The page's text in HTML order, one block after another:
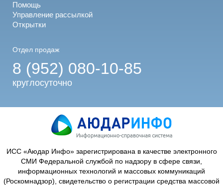
Помощь
Управление рассылкой
Открытки
Отдел продаж
8 (952) 080-10-85
круглосуточно
ИСС «Аюдар Инфо» зарегистрирована в качестве электронного
СМИ Федеральной службой по надзору в сфере связи,
информационных технологий и массовых коммуникаций
(Роскомнадзор), свидетельство о регистрации средства массовой